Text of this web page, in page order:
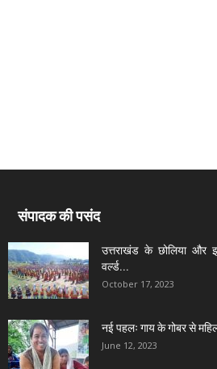
संपादक की पसंद
उत्तराखंड के छोलिया और
वर्ल्ड...
October 17, 2023
नई पहलः गाय के गोबर से
June 12, 2023